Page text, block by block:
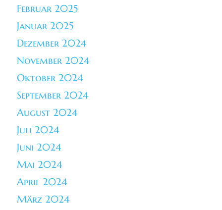
Februar 2025
Januar 2025
Dezember 2024
November 2024
Oktober 2024
September 2024
August 2024
Juli 2024
Juni 2024
Mai 2024
April 2024
März 2024